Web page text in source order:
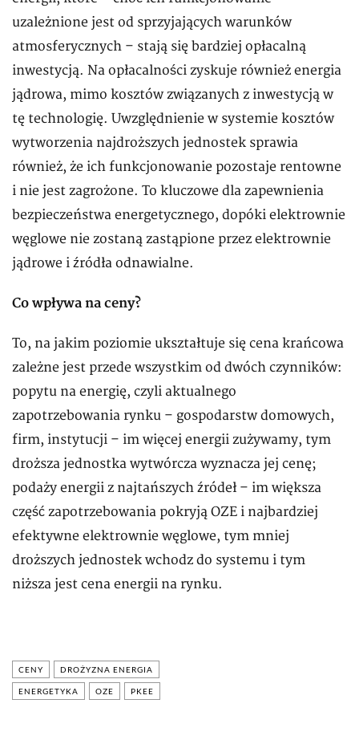
uzależnione jest od sprzyjających warunków
atmosferycznych – stają się bardziej opłacalną
inwestycją. Na opłacalności zyskuje również energia
jądrowa, mimo kosztów związanych z inwestycją w
tę technologię. Uwzględnienie w systemie kosztów
wytworzenia najdroższych jednostek sprawia
również, że ich funkcjonowanie pozostaje rentowne
i nie jest zagrożone. To kluczowe dla zapewnienia
bezpieczeństwa energetycznego, dopóki elektrownie
węglowe nie zostaną zastąpione przez elektrownie
jądrowe i źródła odnawialne.
Co wpływa na ceny?
To, na jakim poziomie ukształtuje się cena krańcowa
zależne jest przede wszystkim od dwóch czynników:
popytu na energię, czyli aktualnego
zapotrzebowania rynku – gospodarstw domowych,
firm, instytucji – im więcej energii zużywamy, tym
droższa jednostka wytwórcza wyznacza jej cenę;
podaży energii z najtańszych źródeł – im większa
część zapotrzebowania pokryją OZE i najbardziej
efektywne elektrownie węglowe, tym mniej
droższych jednostek wchodz do systemu i tym
niższa jest cena energii na rynku.
CENY DROŻYZNA ENERGIA
ENERGETYKA OZE PKEE